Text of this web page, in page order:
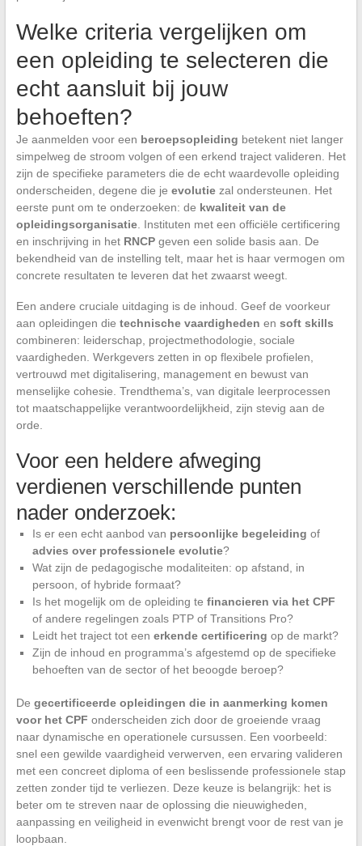
Welke criteria vergelijken om
een opleiding te selecteren die
echt aansluit bij jouw
behoeften?
Je aanmelden voor een beroepsopleiding betekent niet langer
simpelweg de stroom volgen of een erkend traject valideren. Het
zijn de specifieke parameters die de echt waardevolle opleiding
onderscheiden, degene die je evolutiezal ondersteunen. Het
eerste punt om te onderzoeken: de kwaliteit van de
opleidingsorganisatie. Instituten met een officiële certificering
en inschrijving in het RNCPgeven een solide basis aan. De
bekendheid van de instelling telt, maar het is haar vermogen om
concrete resultaten te leveren dat het zwaarst weegt.
Een andere cruciale uitdaging is de inhoud. Geef de voorkeur
aan opleidingen die technische vaardigheden en soft skills
combineren: leiderschap, projectmethodologie, sociale
vaardigheden. Werkgevers zetten in op flexibele profielen,
vertrouwd met digitalisering, management en bewust van
menselijke cohesie. Trendthema’s, van digitale leerprocessen
tot maatschappelijke verantwoordelijkheid, zijn stevig aan de
orde.
Voor een heldere afweging
verdienen verschillende punten
nader onderzoek:
Is er een echt aanbod van persoonlijke begeleiding of
advies over professionele evolutie?
Wat zijn de pedagogische modaliteiten: op afstand, in
persoon, of hybride formaat?
Is het mogelijk om de opleiding te financieren via het CPF
of andere regelingen zoals PTP of Transitions Pro?
Leidt het traject tot een erkende certificering op de markt?
Zijn de inhoud en programma’s afgestemd op de specifieke
behoeften van de sector of het beoogde beroep?
De gecertificeerde opleidingen die in aanmerking komen
voor het CPF onderscheiden zich door de groeiende vraag
naar dynamische en operationele cursussen. Een voorbeeld:
snel een gewilde vaardigheid verwerven, een ervaring valideren
met een concreet diploma of een beslissende professionele stap
zetten zonder tijd te verliezen. Deze keuze is belangrijk: het is
beter om te streven naar de oplossing die nieuwigheden,
aanpassing en veiligheid in evenwicht brengt voor de rest van je
loopbaan.